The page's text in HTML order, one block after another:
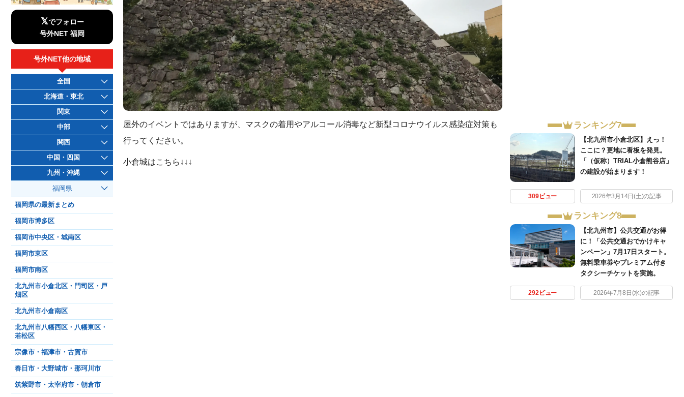
屋外のイベントではありますが、マスクの着用やアルコール消毒など新型コロナウイルス感染症対策も
行ってください。
小倉城はこちら↓↓↓
ランキング7
【北九州市小倉北区】えっ！
ここに？更地に看板を発見。
「（仮称）TRIAL小倉熊谷店」
の建設が始まります！
309ビュー 2026年3月14日(土)の記事
ランキング8
【北九州市】公共交通がお得
に！「公共交通おでかけキャ
ンペーン」7月17日スタート。
無料乗車券やプレミアム付き
タクシーチケットを実施。
292ビュー 2026年7月8日(水)の記事
𝕏でフォロー
号外NET 福岡
号外NET他の地域
全国
北海道・東北
関東
中部
関西
中国・四国
九州・沖縄
福岡県
福岡県の最新まとめ
福岡市博多区
福岡市中央区・城南区
福岡市東区
福岡市南区
北九州市小倉北区・門司区・戸
畑区
北九州市小倉南区
北九州市八幡西区・八幡東区・
若松区
宗像市・福津市・古賀市
春日市・大野城市・那珂川市
筑紫野市・太宰府市・朝倉市